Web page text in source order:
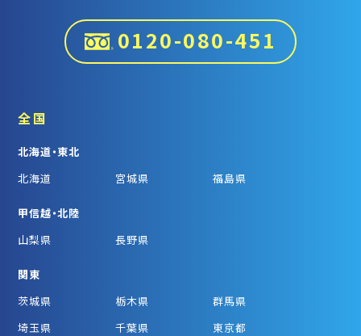
0120-080-451
全国
北海道・東北
北海道
宮城県 福島県
甲信越・北陸
山梨県
長野県
関東
茨城県
栃木県
群馬県
埼玉県
千葉県
東京都